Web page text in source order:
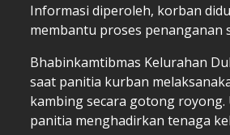
Informasi diperoleh, korban
membantu proses penanganan
Bhabinkamtibmas Kelurahan
saat panitia kurban
kambing secara gotong
panitia menghadirkan tenaga